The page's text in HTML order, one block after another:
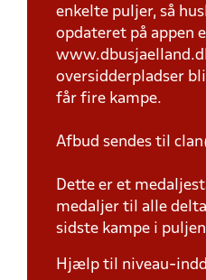
enkelte puljer, så
opdateret på appen
oversidderpladser
får fire kampe.
Afbud sendes til
Dette er et
medaljer til alle
sidste kampe i
Hjælp til niveau-